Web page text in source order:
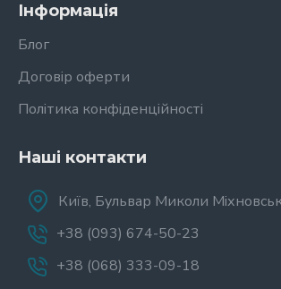
Інформація
Блог
Договір оферти
Політика конфіденційності
Наші контакти
Київ, Бульвар Миколи
+38 (093) 674-50-23
+38 (068) 333-09-18